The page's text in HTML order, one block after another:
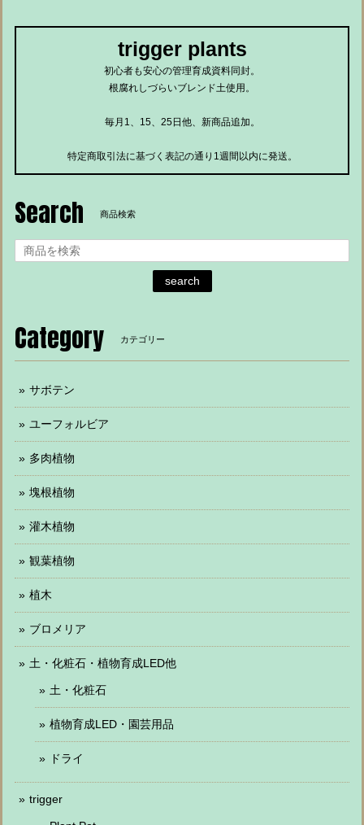
trigger plants
初心者も安心の管理育成資料同封。
根腐れしづらいブレンド土使用。
毎月1、15、25日他、新商品追加。
特定商取引法に基づく表記の通り1週間以内に発送。
Search 商品検索
search
Category カテゴリー
サボテン
ユーフォルビア
多肉植物
塊根植物
灌木植物
観葉植物
植木
ブロメリア
土・化粧石・植物育成LED他
土・化粧石
植物育成LED・園芸用品
ドライ
trigger